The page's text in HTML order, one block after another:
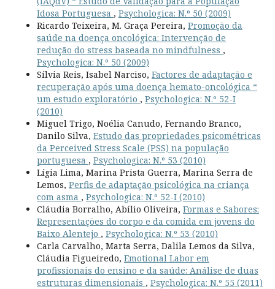
Idosa Portuguesa , Psychologica: N.º 50 (2009)
Ricardo Teixeira, M. Graça Pereira, Promoção da
saúde na doença oncológica: Intervenção de
redução do stress baseada no mindfulness ,
Psychologica: N.º 50 (2009)
Sílvia Reis, Isabel Narciso, Factores de adaptação e
recuperação após uma doença hemato-oncológica “
um estudo exploratório , Psychologica: N.º 52-I
(2010)
Miguel Trigo, Noélia Canudo, Fernando Branco,
Danilo Silva, Estudo das propriedades psicométricas
da Perceived Stress Scale (PSS) na população
portuguesa , Psychologica: N.º 53 (2010)
Lígia Lima, Marina Prista Guerra, Marina Serra de
Lemos, Perfis de adaptação psicológica na criança
com asma , Psychologica: N.º 52-I (2010)
Cláudia Borralho, Abílio Oliveira, Formas e Sabores:
Representações do corpo e da comida em jovens do
Baixo Alentejo , Psychologica: N.º 53 (2010)
Carla Carvalho, Marta Serra, Dalila Lemos da Silva,
Cláudia Figueiredo, Emotional Labor em
profissionais do ensino e da saúde: Análise de duas
estruturas dimensionais , Psychologica: N.º 55 (2011)